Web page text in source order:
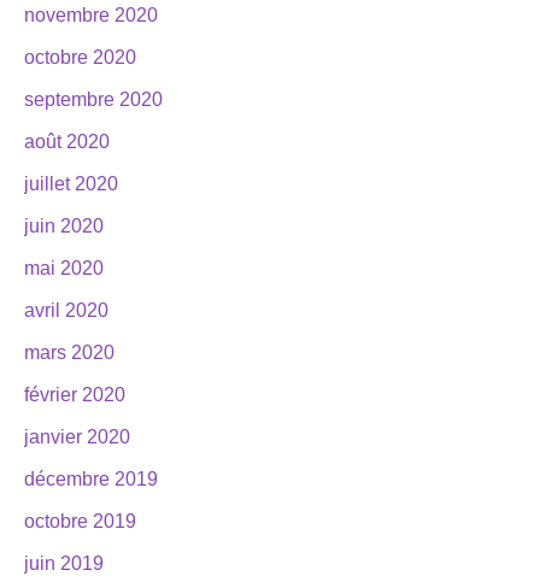
novembre 2020
octobre 2020
septembre 2020
août 2020
juillet 2020
juin 2020
mai 2020
avril 2020
mars 2020
février 2020
janvier 2020
décembre 2019
octobre 2019
juin 2019